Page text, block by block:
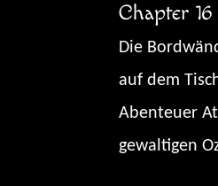
Chapter
Die
auf dem
Abenteuer
gewaltigen